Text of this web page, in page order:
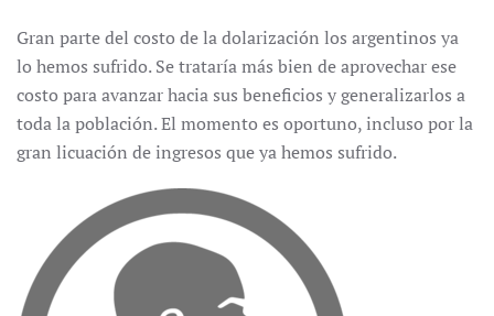
Gran parte del costo de la dolarización los argentinos ya
lo hemos sufrido. Se trataría más bien de aprovechar ese
costo para avanzar hacia sus beneficios y generalizarlos a
toda la población. El momento es oportuno, incluso por la
gran licuación de ingresos que ya hemos sufrido.